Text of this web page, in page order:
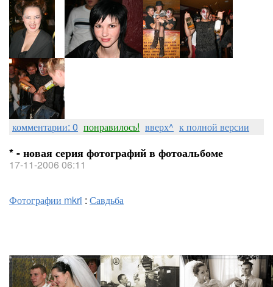
комментарии: 0 понравилось! вверх^ к полной версии
* - новая серия фотографий в фотоальбоме
17-11-2006 06:11
Фотографии mkri : Савдьба